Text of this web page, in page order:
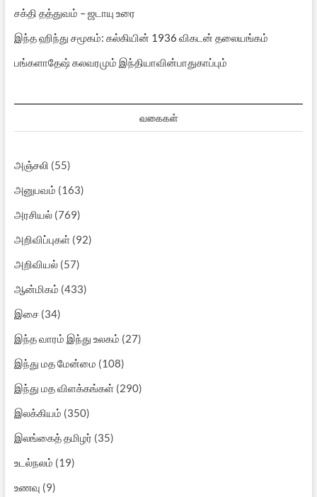
சக்தி தத்துவம் – ஜடாயு உரை
இந்த ஹிந்து சமூகம்: கல்கியின் 1936 விகடன் தலையங்கம்
பங்களாதேஷ் கலவரமும் இந்தியாவின்பாதுகாப்பும்
வகைகள்
அஞ்சலி (55)
அனுபவம் (163)
அரசியல்(769)
அறிவிப்புகள்(92)
அறிவியல்(57)
ஆன்மிகம் (433)
இசை(34)
இந்த வாரம் இந்து உலகம் (27)
இந்து மத மேன்மை (108)
இந்து மத விளக்கங்கள்(290)
இலக்கியம் (350)
இலங்கைத் தமிழர் (35)
உடல்நலம் (19)
உணவு (9)